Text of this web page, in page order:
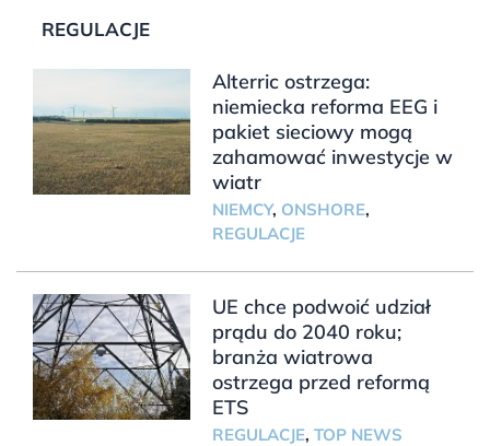
REGULACJE
Alterric ostrzega:
niemiecka reforma EEG i
pakiet sieciowy mogą
zahamować inwestycje w
wiatr
NIEMCY, ONSHORE,
REGULACJE
UE chce podwoić udział
prądu do 2040 roku;
branża wiatrowa
ostrzega przed reformą
ETS
REGULACJE, TOP NEWS